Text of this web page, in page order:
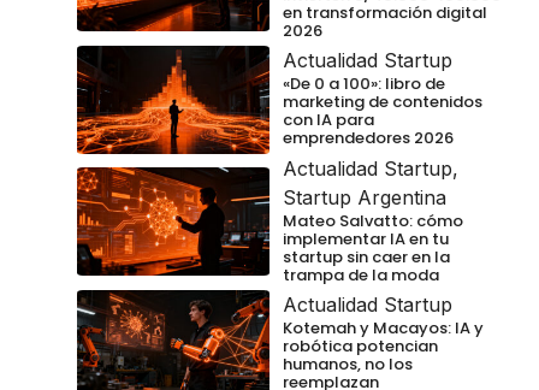
en transformación digital
2026
Actualidad Startup
«De 0 a 100»: libro de
marketing de contenidos
con IA para
emprendedores 2026
Actualidad Startup,
Startup Argentina
Mateo Salvatto: cómo
implementar IA en tu
startup sin caer en la
trampa de la moda
Actualidad Startup
Kotemah y Macayos: IA y
robótica potencian
humanos, no los
reemplazan